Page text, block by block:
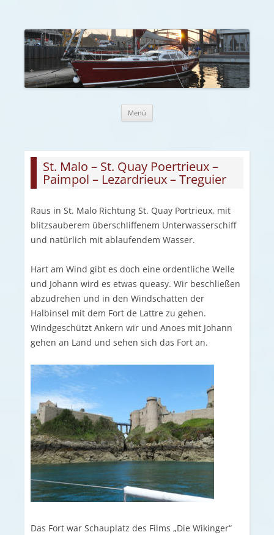
Menü
St. Malo – St. Quay Poertrieux –
Paimpol – Lezardrieux – Treguier
Raus in St. Malo Richtung St. Quay Portrieux, mit
blitzsauberem überschliffenem Unterwasserschiff
und natürlich mit ablaufendem Wasser.
Hart am Wind gibt es doch eine ordentliche Welle
und Johann wird es etwas queasy. Wir beschließen
abzudrehen und in den Windschatten der
Halbinsel mit dem Fort de Lattre zu gehen.
Windgeschützt Ankern wir und Anoes mit Johann
gehen an Land und sehen sich das Fort an.
Das Fort war Schauplatz des Films „Die Wikinger“